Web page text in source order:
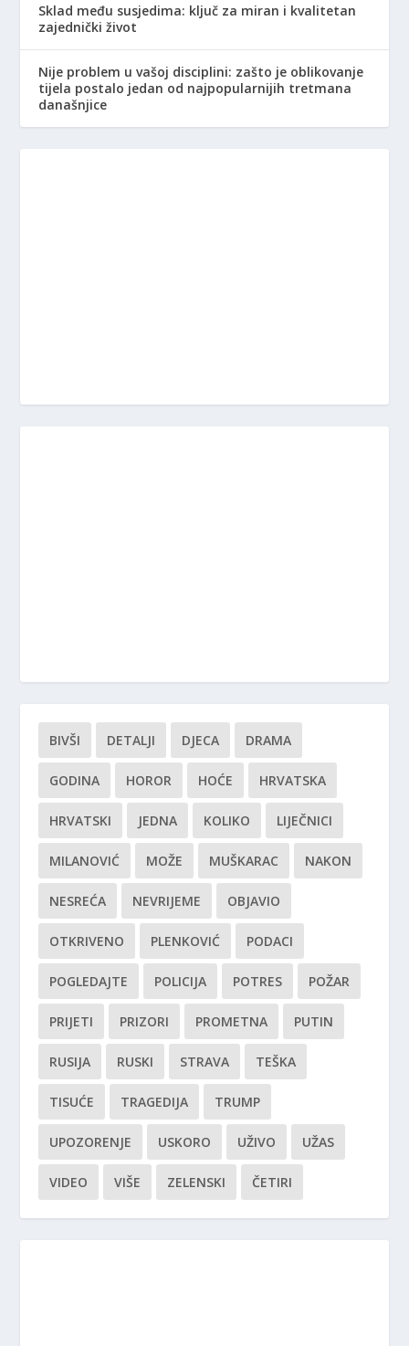
Sklad među susjedima: ključ za miran i kvalitetan
zajednički život
Nije problem u vašoj disciplini: zašto je oblikovanje
tijela postalo jedan od najpopularnijih tretmana
današnjice
BIVŠI DETALJI DJECA DRAMA
GODINA HOROR HOĆE HRVATSKA
HRVATSKI JEDNA KOLIKO LIJEČNICI
MILANOVIĆ MOŽE MUŠKARAC NAKON
NESREĆA NEVRIJEME OBJAVIO
OTKRIVENO PLENKOVIĆ PODACI
POGLEDAJTE POLICIJA POTRES POŽAR
PRIJETI PRIZORI PROMETNA PUTIN
RUSIJA RUSKI STRAVA TEŠKA
TISUĆE TRAGEDIJA TRUMP
UPOZORENJE USKORO UŽIVO UŽAS
VIDEO VIŠE ZELENSKI ČETIRI